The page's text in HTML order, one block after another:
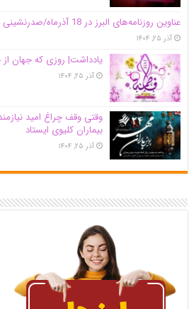
عناوین روزنامه‌های البرز در ‌18 آذرماه/صدرنشینی در ارائه خدمات زایمان بی‌درد
آذر ۲۵, ۱۴۰۴
یادداشت| روزی که جهان از
آذر ۲۵, ۱۴۰۴
وقتی وقف چراغ امید
بیماران کلیوی ایستاد
آذر ۲۵, ۱۴۰۴